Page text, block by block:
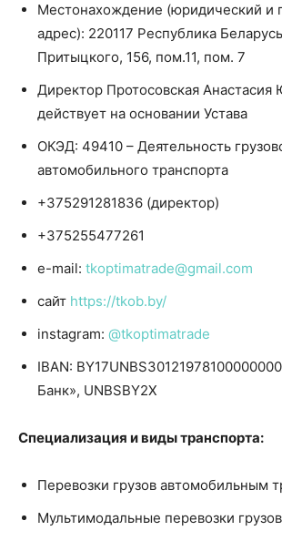
Местонахождение (юридический и
адрес): 220117 Республика
Притыцкого, 156, пом.11, пом. 7
Директор Протосовская Анастасия
действует на основании Устава
ОКЭД: 49410 – Деятельность
автомобильного транспорта
+375291281836 (директор)
+375255477261
e-mail: tkoptimatrade@gmail.com
сайт https://tkob.by/
instagram: @tkoptimatrade
IBAN:
Банк», UNBSBY2X
Специализация и виды транспорта:
Перевозки грузов автомобильным
Мультимодальные перевозки